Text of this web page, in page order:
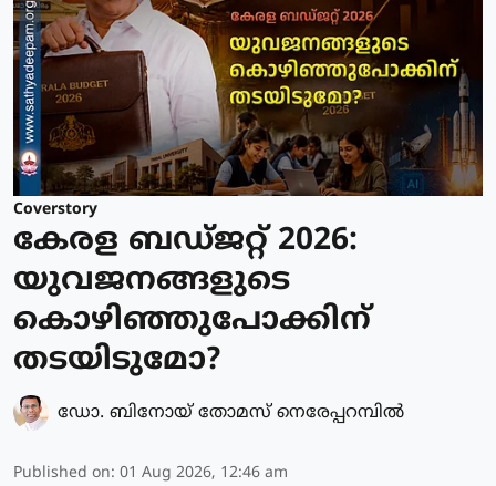
Coverstory
കേരള ബഡ്ജറ്റ് 2026:
യുവജനങ്ങളുടെ
കൊഴിഞ്ഞുപോക്കിന്
തടയിടുമോ?
ഡോ. ബിനോയ് തോമസ് നെരേപ്പറമ്പിൽ
Published on: 01 Aug 2026, 12:46 am